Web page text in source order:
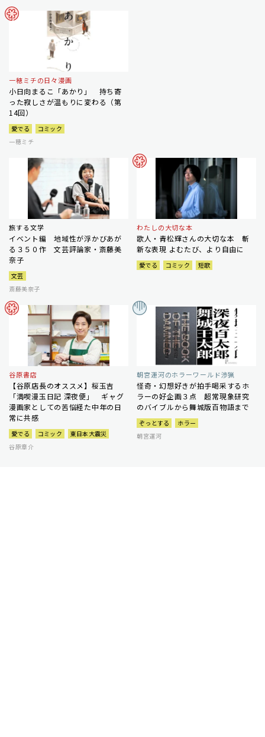
一穂ミチの日々漫画
小日向まるこ「あかり」 持ち寄
った寂しさが温もりに変わる（第
14回）
愛でる
コミック
一穂ミチ
旅する文学
イベント編 地域性が浮かびあが
る３５０作 文芸評論家・斎藤美
奈子
文芸
斎藤美奈子
わたしの大切な本
歌人・青松輝さんの大切な本 斬
新な表現 よむたび、より自由に
愛でる コミック 短歌
谷原書店
【谷原店長のオススメ】桜玉吉
「満喫漫玉日記 深夜便」 ギャグ
漫画家としての苦悩経た中年の日
常に共感
愛でる コミック
東日本大震災
谷原章介
朝宮運河のホラーワールド渉猟
怪奇・幻想好きが拍手喝采するホ
ラーの好企画３点 超常現象研究
のバイブルから舞城版百物語まで
ぞっとする
ホラー
朝宮運河